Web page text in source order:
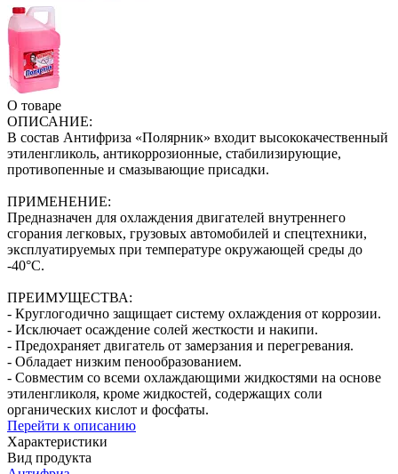
О товаре
ОПИСАНИЕ:
В состав Антифриза «Полярник» входит высококачественный
этиленгликоль, антикоррозионные, стабилизирующие,
противопенные и смазывающие присадки.
ПРИМЕНЕНИЕ:
Предназначен для охлаждения двигателей внутреннего
сгорания легковых, грузовых автомобилей и спецтехники,
эксплуатируемых при температуре окружающей среды до
-40°С.
ПРЕИМУЩЕСТВА:
- Круглогодично защищает систему охлаждения от коррозии.
- Исключает осаждение солей жесткости и накипи.
- Предохраняет двигатель от замерзания и перегревания.
- Обладает низким пенообразованием.
- Совместим со всеми охлаждающими жидкостями на основе
этиленгликоля, кроме жидкостей, содержащих соли
органических кислот и фосфаты.
Перейти к описанию
Характеристики
Вид продукта